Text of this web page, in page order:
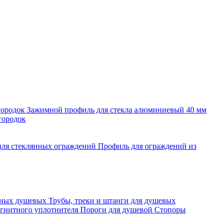
Зажимной профиль для стекла алюминиевый 40 мм
стеклянных ограждений Профиль для ограждений из
душевых Трубы, треки и штанги для душевых
уплотнителя Пороги для душевой Стопоры